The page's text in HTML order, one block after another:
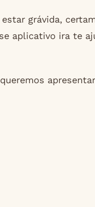
grávida,
aplicativo ira te